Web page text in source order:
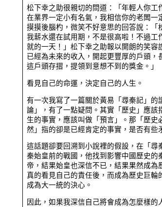
松下幸之助很親切的問道：「年輕人你
在業界一定小有名氣，我相信你的老闆
摸摸後腦杓，微笑不好意思的回答說：「
我薪水還在試用期，不是很高啦！不過工
就的一天！」松下幸之助報以開朗的笑
已經為未來的收入，開起更豐厚的戶頭
這戶頭存摺，提領到意想不到的獎金。」
看見自己的命運，決定自己的人生。
有一次我寫了一篇關於黃易「尋秦記」
論」，有了一點疑問。其實「歷史」應
生的事實，應該叫做「預言」。那「歷
然」指的卻是已經肯定的事實，是否有些
這話題卻要回溯到小說裡的假設，在「尋
秦始皇前的戰國，他找到影響中國歷史
帝，結果始皇也深信不已，結果果然成
真的看見自己的責任後，而成為歷史巨
成為大一統的決心。
因此，如果我深信自己將會成為怎麼樣